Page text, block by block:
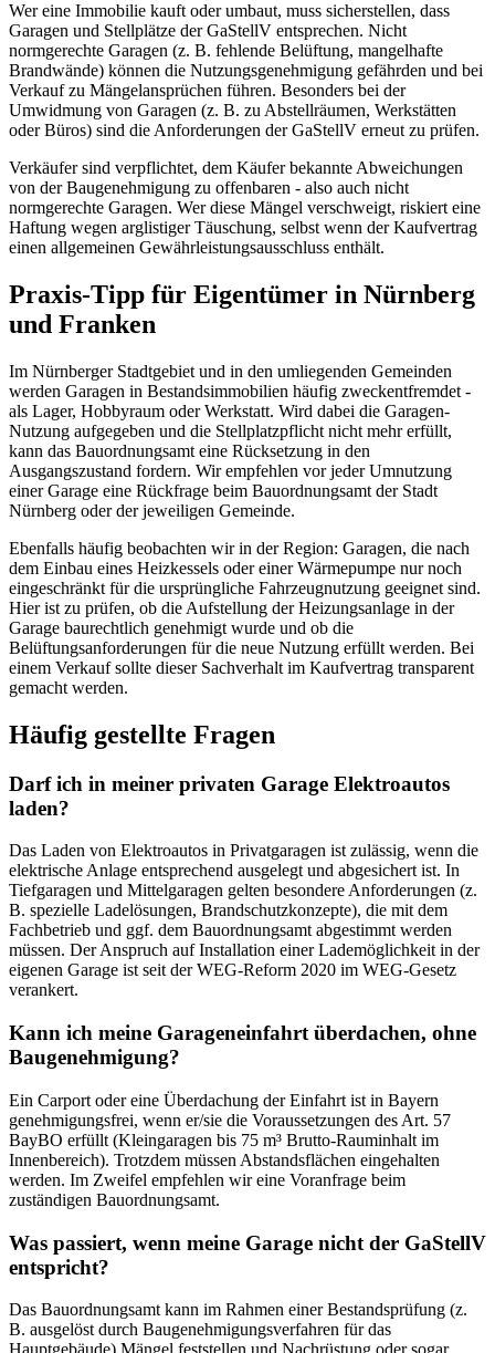
Wer eine Immobilie kauft oder umbaut, muss sicherstellen, dass
Garagen und Stellplätze der GaStellV entsprechen. Nicht
normgerechte Garagen (z. B. fehlende Belüftung, mangelhafte
Brandwände) können die Nutzungsgenehmigung gefährden und bei
Verkauf zu Mängelansprüchen führen. Besonders bei der
Umwidmung von Garagen (z. B. zu Abstellräumen, Werkstätten
oder Büros) sind die Anforderungen der GaStellV erneut zu prüfen.
Verkäufer sind verpflichtet, dem Käufer bekannte Abweichungen
von der Baugenehmigung zu offenbaren - also auch nicht
normgerechte Garagen. Wer diese Mängel verschweigt, riskiert eine
Haftung wegen arglistiger Täuschung, selbst wenn der Kaufvertrag
einen allgemeinen Gewährleistungsausschluss enthält.
Praxis-Tipp für Eigentümer in Nürnberg
und Franken
Im Nürnberger Stadtgebiet und in den umliegenden Gemeinden
werden Garagen in Bestandsimmobilien häufig zweckentfremdet -
als Lager, Hobbyraum oder Werkstatt. Wird dabei die Garagen-
Nutzung aufgegeben und die Stellplatzpflicht nicht mehr erfüllt,
kann das Bauordnungsamt eine Rücksetzung in den
Ausgangszustand fordern. Wir empfehlen vor jeder Umnutzung
einer Garage eine Rückfrage beim Bauordnungsamt der Stadt
Nürnberg oder der jeweiligen Gemeinde.
Ebenfalls häufig beobachten wir in der Region: Garagen, die nach
dem Einbau eines Heizkessels oder einer Wärmepumpe nur noch
eingeschränkt für die ursprüngliche Fahrzeugnutzung geeignet sind.
Hier ist zu prüfen, ob die Aufstellung der Heizungsanlage in der
Garage baurechtlich genehmigt wurde und ob die
Belüftungsanforderungen für die neue Nutzung erfüllt werden. Bei
einem Verkauf sollte dieser Sachverhalt im Kaufvertrag transparent
gemacht werden.
Häufig gestellte Fragen
Darf ich in meiner privaten Garage Elektroautos
laden?
Das Laden von Elektroautos in Privatgaragen ist zulässig, wenn die
elektrische Anlage entsprechend ausgelegt und abgesichert ist. In
Tiefgaragen und Mittelgaragen gelten besondere Anforderungen (z.
B. spezielle Ladelösungen, Brandschutzkonzepte), die mit dem
Fachbetrieb und ggf. dem Bauordnungsamt abgestimmt werden
müssen. Der Anspruch auf Installation einer Lademöglichkeit in der
eigenen Garage ist seit der WEG-Reform 2020 im WEG-Gesetz
verankert.
Kann ich meine Garageneinfahrt überdachen, ohne
Baugenehmigung?
Ein Carport oder eine Überdachung der Einfahrt ist in Bayern
genehmigungsfrei, wenn er/sie die Voraussetzungen des Art. 57
BayBO erfüllt (Kleingaragen bis 75 m³ Brutto-Rauminhalt im
Innenbereich). Trotzdem müssen Abstandsflächen eingehalten
werden. Im Zweifel empfehlen wir eine Voranfrage beim
zuständigen Bauordnungsamt.
Was passiert, wenn meine Garage nicht der GaStellV
entspricht?
Das Bauordnungsamt kann im Rahmen einer Bestandsprüfung (z.
B. ausgelöst durch Baugenehmigungsverfahren für das